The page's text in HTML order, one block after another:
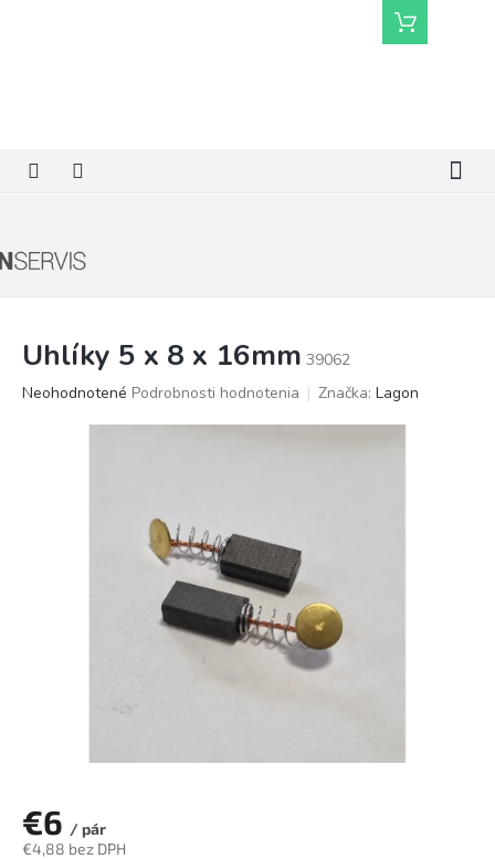
Nákupný
košík
Uhlíky 5 x 8 x 16mm 39062
Priemerné
Neohodnotené Podrobnosti hodnotenia Značka: Lagon
€6 / pár
€4,88 bez DPH